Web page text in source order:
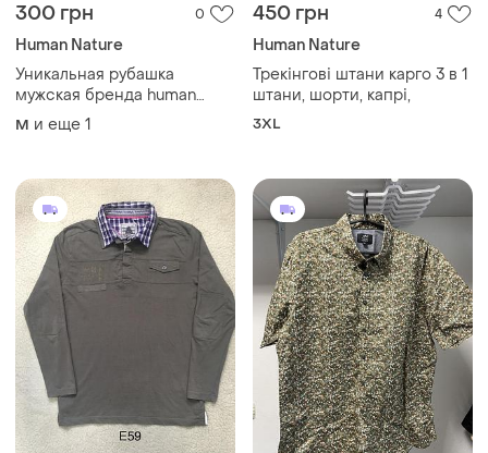
300 грн 0
Human Nature
Уникальная рубашка
мужская бренда human
organic
M и еще 1
450 грн 4
Human Nature
Трекінгові штани карго 3 в 1
штани, шорти, капрі,
3XL